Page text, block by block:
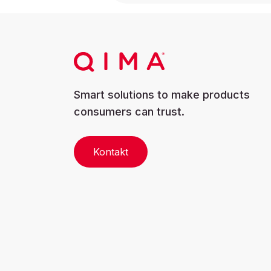
Smart solutions to make products
consumers can trust.
Kontakt